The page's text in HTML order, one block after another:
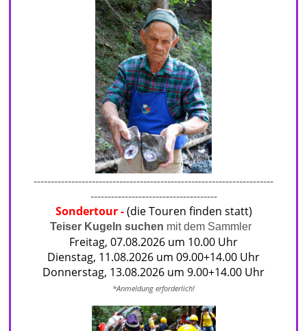
----------------------------------------------------------------------
-------------------------------------
Sondertour -(die Touren finden statt)
Teiser Kugeln suchen mit dem Sammler
Freitag, 07.08.2026 um 10.00 Uhr
Dienstag, 11.08.2026 um 09.00+14.00 Uhr
Donnerstag, 13.08.2026 um 9.00+14.00 Uhr
*Anmeldung erforderlich!